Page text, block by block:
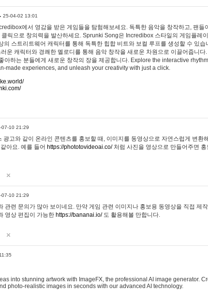
25-04-02 13:01
에서 영감을 받은 게임들을 탐험해보세요. 독특한 음악을 창작하고, 팬들
클릭으로 창의력을 발산하세요. Sprunki Song은 Incredibox 스타일의 게임플레
의 스트리트웨어 캐릭터를 통해 독특한 힙합 비트와 보컬 루프를 생성할 수 있습
운 캐릭터와 경쾌한 멜로디를 통해 음악 창작을 새로운 차원으로 이끌어줍니다.
아하는 분들에게 새로운 창작의 장을 제공합니다. Explore the interactive
made experiences, and unleash your creativity with just a click.
07-10 21:29
광고와 같이 온라인 콘텐츠를 홍보할 때, 이미지를 동영상으로 자연스럽게 변환
아요. 예를 들어 https://phototovideoai.co/처럼 사진을 영상으로 만들어주면 홍
07-10 21:29
관련 문의가 많아 보이네요. 만약 게임 관련 이미지나 홍보용 동영상을 직접 제
영상 편집이 가능한 https://bananai.io/도 활용해볼 만합니다.
into stunning artwork with ImageFX, the professional AI image generator.
photo-realistic images in seconds with our advanced AI technology.